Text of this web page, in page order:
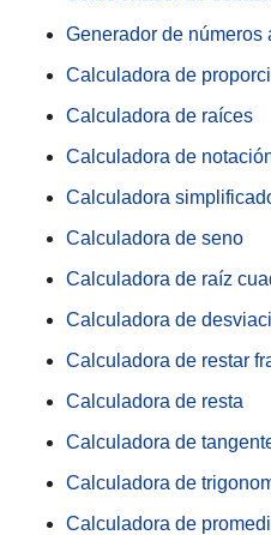
Generador de números
Calculadora de
Calculadora de raíces
Calculadora de
Calculadora
Calculadora de seno
Calculadora de raíz
Calculadora de
Calculadora de restar
Calculadora de resta
Calculadora de
Calculadora de
Calculadora de